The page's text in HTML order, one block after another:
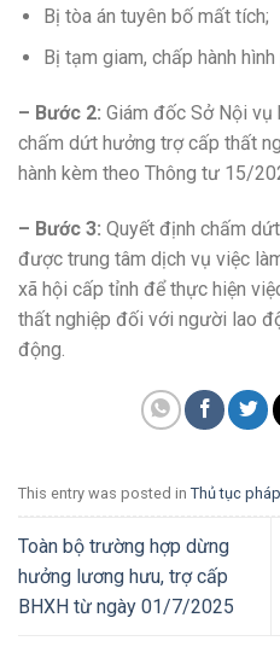
Bị tòa án tuyên bố mất tích;
Bị tạm giam, chấp hành
– Bước 2: Giám đốc Sở Nội vụ
chấm dứt hưởng trợ cấp thất
hành kèm theo Thông tư 15/
– Bước 3: Quyết định chấm
được trung tâm dịch vụ việc
xã hội cấp tỉnh để thực hiện
thất nghiệp đối với người lao
động.
This entry was posted in Thủ tục
Toàn bộ trường hợp dừng
hưởng lương hưu, trợ cấp
BHXH từ ngày 01/7/2025